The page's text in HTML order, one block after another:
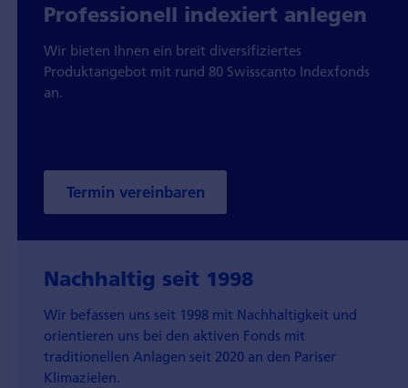
Professionell indexiert anlegen
Wir bieten Ihnen ein breit diversifiziertes
Produktangebot mit rund 80 Swisscanto Indexfonds
an.
Termin vereinbaren
Nachhaltig seit 1998
Wir befassen uns seit 1998 mit Nachhaltigkeit und
orientieren uns bei den aktiven Fonds mit
traditionellen Anlagen seit 2020 an den Pariser
Klimazielen.